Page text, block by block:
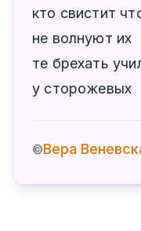
кто свистит
не волнуют их
те брехать
у сторожевых
©Вера